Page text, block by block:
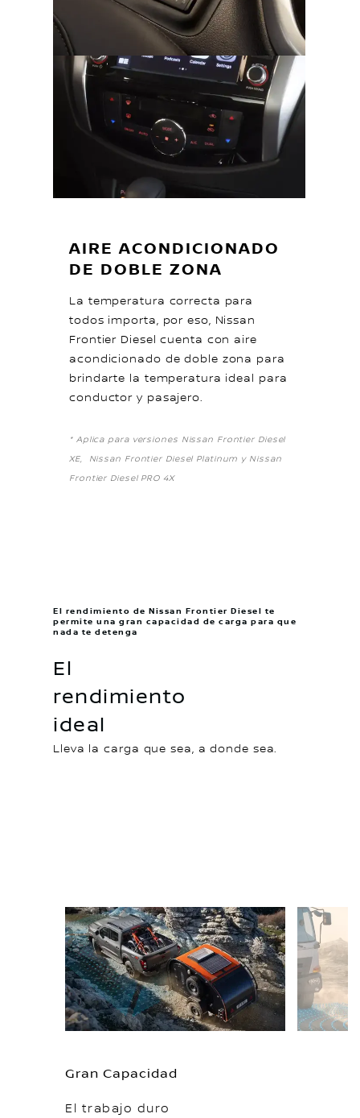
AIRE ACONDICIONADO
DE DOBLE ZONA
La temperatura correcta para
todos importa, por eso, Nissan
Frontier Diesel cuenta con aire
acondicionado de doble zona para
brindarte la temperatura ideal para
conductor y pasajero.
* Aplica para versiones Nissan Frontier Diesel
XE, Nissan Frontier Diesel Platinum y Nissan
Frontier Diesel PRO 4X
El
rendimiento
ideal
El rendimiento de Nissan Frontier Diesel te
permite una gran capacidad de carga para que
nada te detenga
Lleva la carga que sea, a donde sea.
Gran Capacidad
El trabajo duro